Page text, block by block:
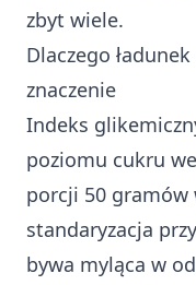
zbyt wiele.
Dlaczego
znaczenie
Indeks
poziomu cukru
porcji 50 gramów
standaryzacja
bywa myląca w